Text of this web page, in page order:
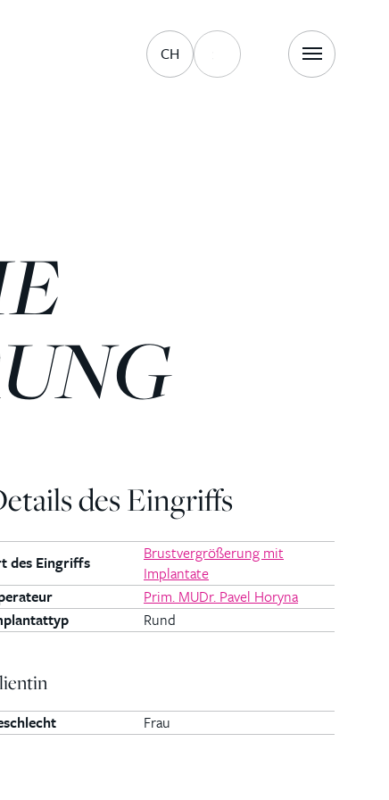
CH
des Eingriffs
des Eingriffs
Brustvergrößerung mit
Implantate
Prim. MUDr. Pavel Horyna
Rund
Frau